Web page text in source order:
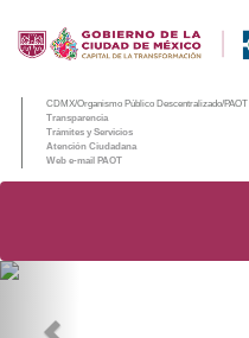
CDMX/Organismo Público Descentralizado/PAOT
Transparencia
Trámites y Servicios
Atención Ciudadana
Web e-mail PAOT